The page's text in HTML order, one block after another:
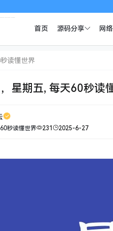
首页 源码分享 网
读懂世界
星期五, 每天60秒读
秒读懂世界 231 2025-6-27